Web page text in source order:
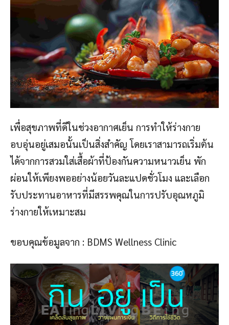
เพื่อสุขภาพที่ดีในช่วงอากาศเย็น การทำให้ร่างกาย
อบอุ่นอยู่เสมอนั้นเป็นสิ่งสำคัญ โดยเราสามารถเริ่มต้น
ได้จากการสวมใส่เสื้อผ้าที่ป้องกันความหนาวเย็น พัก
ผ่อนให้เพียงพออย่างน้อยวันละแปดชั่วโมง และเลือก
รับประทานอาหารที่มีสรรพคุณในการปรับอุณหภูมิ
ร่างกายให้เหมาะสม
ขอบคุณข้อมูลจาก : BDMS Wellness Clinic